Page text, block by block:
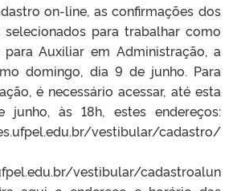
on-line, as confirmações dos
para trabalhar como
Auxiliar em Administração, a
domingo, dia 9 de junho. Para
é necessário acessar, até esta
junho, às 18h, estes endereços:
vestibular/cadastro/
vestibular/cadastroalun